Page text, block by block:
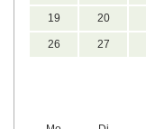
19 20
26 27